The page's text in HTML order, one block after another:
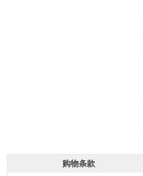
购物条款